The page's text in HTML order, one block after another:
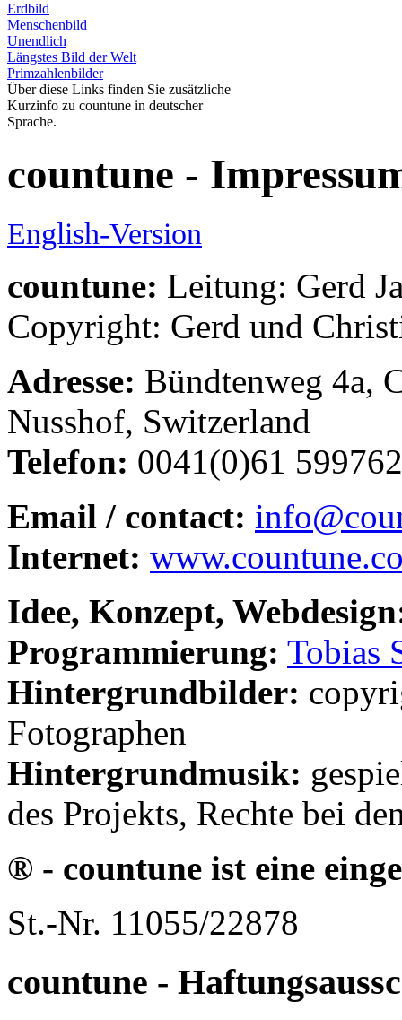
Erdbild
Menschenbild
Unendlich
Längstes Bild der Welt
Primzahlenbilder
Über diese Links finden Sie zusätzliche
Kurzinfo zu countune in deutscher
Sprache.
countune -
English-Version
countune: Leitung: Gerd
Copyright: Gerd und
Adresse: Bündtenweg 4a,
Nusshof, Switzerland
Telefon: 0041(0)61
Email / contact:
Internet:
Idee, Konzept,
Programmierung: Tobias
Hintergrundbilder:
Fotographen
Hintergrundmusik:
des Projekts, Rechte bei
® - countune ist eine
St.-Nr. 11055/22878
countune -